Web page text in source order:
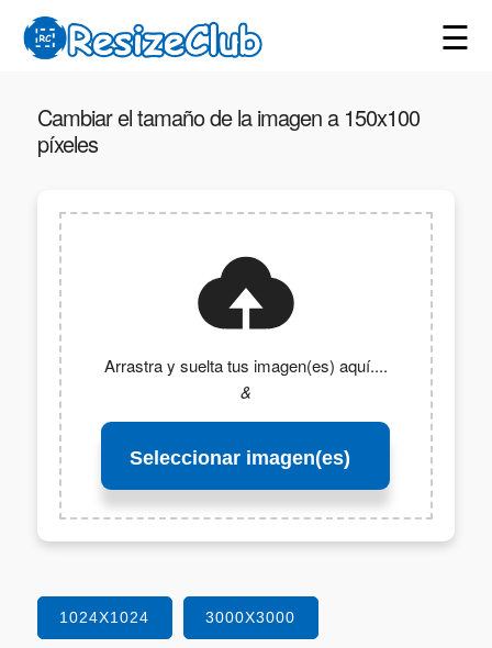
☰
Cambiar el tamaño de la imagen a 150x100
píxeles
Arrastra y suelta tus imagen(es) aquí....
&
Seleccionar imagen(es)
1024X1024 3000X3000